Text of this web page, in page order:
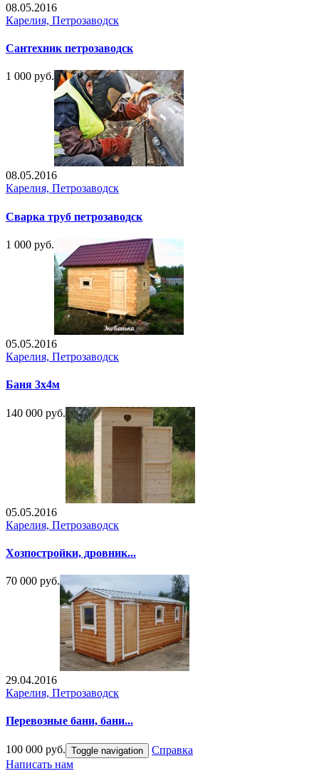
08.05.2016
Карелия, Петрозаводск
Сантехник петрозаводск
1 000 руб.
08.05.2016
Карелия, Петрозаводск
Сварка труб петрозаводск
1 000 руб.
05.05.2016
Карелия, Петрозаводск
Баня 3х4м
140 000 руб.
05.05.2016
Карелия, Петрозаводск
Хозпостройки, дровник...
70 000 руб.
29.04.2016
Карелия, Петрозаводск
Перевозные бани, бани...
100 000 руб. Toggle navigation
Справка
Написать нам